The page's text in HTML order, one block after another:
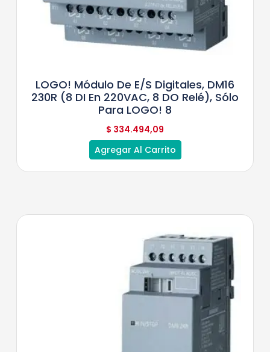
LOGO! Módulo De E/S Digitales, DM16
230R (8 DI En 220VAC, 8 DO Relé), Sólo
Para LOGO! 8
$ 334.494,09
Agregar Al Carrito